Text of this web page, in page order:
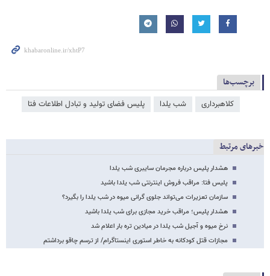
برچسب‌ها
کلاهبرداری شب یلدا پلیس فضای تولید و تبادل اطلاعات فتا
خبرهای مرتبط
هشدار پلیس درباره مجرمان سایبری شب یلدا
پلیس فتا: مراقب فروش اینترنتی شب یلدا باشید
سازمان تعزیرات می‌تواند جلوی گرانی میوه در شب یلدا را بگیرد؟
هشدار پلیس؛ مراقب خرید مجازی برای شب یلدا باشید
نرخ میوه و آجیل شب یلدا در میادین تره بار اعلام شد
مجازات قتل کودکانه به‌ خاطر استوری اینستاگرام/ از ترسم چاقو برداشتم